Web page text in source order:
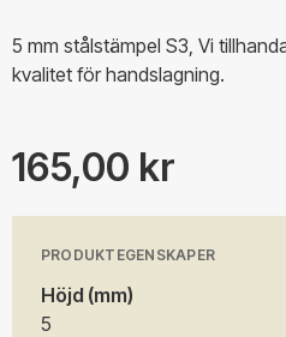
5 mm stålstämpel S3, Vi
kvalitet för handslagning.
165,00 kr
PRODUKTEGENSKAPER
Höjd (mm)
5